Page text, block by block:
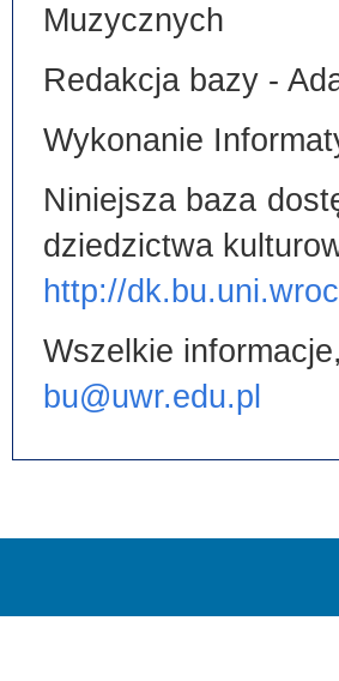
Muzycznych
Redakcja bazy -
Wykonanie
Niniejsza baza
dziedzictwa
http://
Wszelkie
bu@uwr.edu.pl